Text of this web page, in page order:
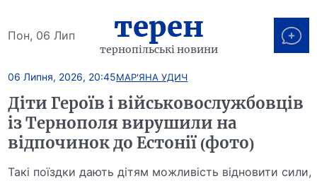
Пон, 06 Лип терен
тернопільські новини
06 Липня, 2026, 20:45МАР'ЯНА УДИЧ
Діти Героїв і військовослужбовців
із Тернополя вирушили на
відпочинок до Естонії (фото)
Такі поїздки дають дітям можливість відновити сили,